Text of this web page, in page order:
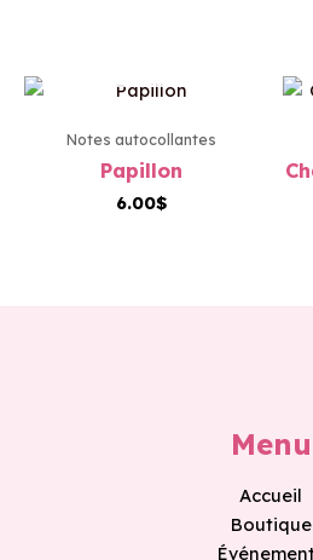
Notes autocollantes
Papillon
6.00$
Menu
Accueil
Boutique